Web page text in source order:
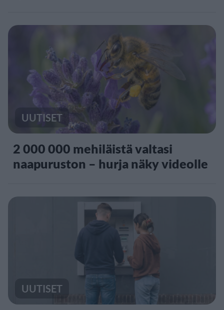
UUTISET
2 000 000 mehiläistä valtasi
naapuruston – hurja näky videolle
UUTISET